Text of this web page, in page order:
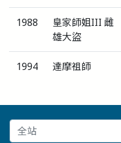
1988
皇家師姐III 雌
雄大盜
1994 達摩祖師